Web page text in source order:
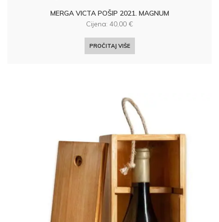
MERGA VICTA POŠIP 2021. MAGNUM
Cijena: 40,00 €
PROČITAJ VIŠE